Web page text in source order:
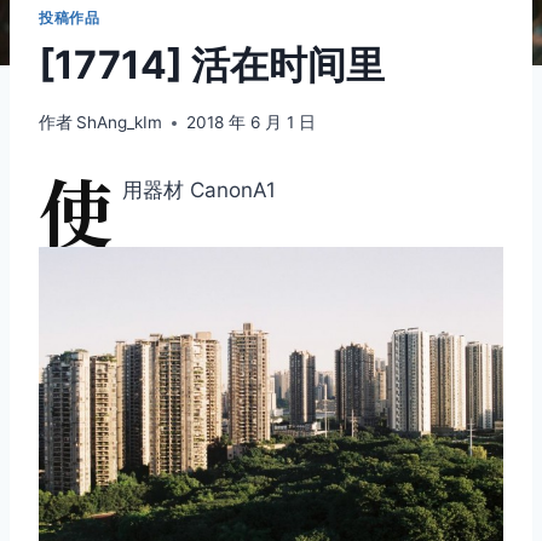
投稿作品
[17714] 活在时间里
作者 ShAng_kIm 2018 年 6 月 1 日
使 用器材 CanonA1